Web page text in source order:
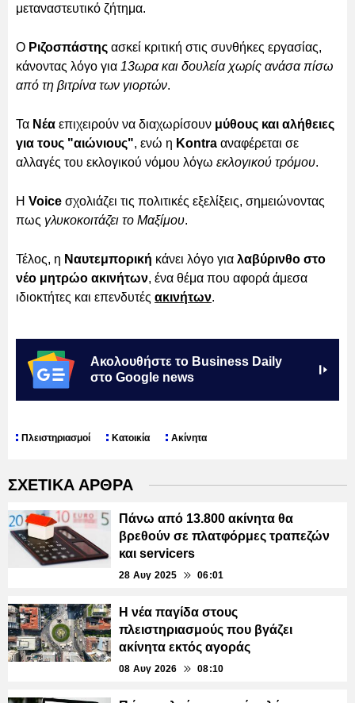
μεταναστευτικό ζήτημα.
Ο Ριζοσπάστης ασκεί κριτική στις συνθήκες εργασίας,
κάνοντας λόγο για 13ωρα και δουλεία χωρίς ανάσα πίσω
από τη βιτρίνα των γιορτών.
Τα Νέα επιχειρούν να διαχωρίσουν μύθους και αλήθειες
για τους "αιώνιους", ενώ η Kontra αναφέρεται σε
αλλαγές του εκλογικού νόμου λόγω εκλογικού τρόμου.
Η Voice σχολιάζει τις πολιτικές εξελίξεις, σημειώνοντας
πως γλυκοκοιτάζει το Μαξίμου.
Τέλος, η Ναυτεμπορική κάνει λόγο για λαβύρινθο στο
νέο μητρώο ακινήτων, ένα θέμα που αφορά άμεσα
ιδιοκτήτες και επενδυτές ακινήτων.
Ακολουθήστε το Business Daily
στο Google news
Πλειστηριασμοί Κατοικία Ακίνητα
ΣΧΕΤΙΚΑ ΑΡΘΡΑ
Πάνω από 13.800 ακίνητα θα
βρεθούν σε πλατφόρμες τραπεζών
και servicers
28 Αυγ 2025 06:01
Η νέα παγίδα στους
πλειστηριασμούς που βγάζει
ακίνητα εκτός αγοράς
08 Αυγ 2026 08:10